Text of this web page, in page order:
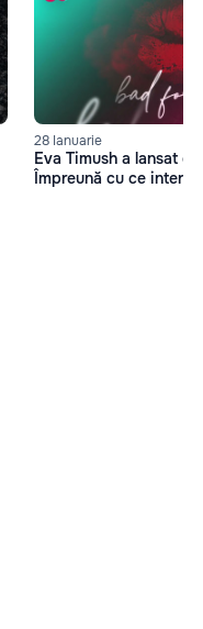
28 Ianuarie
Eva Timush a lansat o
Împreună cu ce